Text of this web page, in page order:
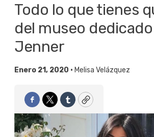
Todo lo que tienes
del museo
Jenner
Enero 21, 2020 • Melisa Velázquez
Facebook
TwitterTumblrCopy